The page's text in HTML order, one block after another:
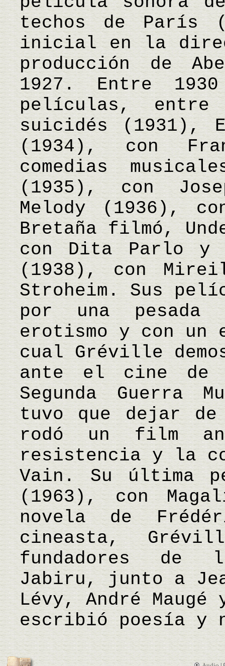
techos de París
inicial en la
producción de
1927. Entre
películas,
suicidés (1931),
(1934), con
comedias
(1935), con
Melody (1936),
Bretaña filmó,
con Dita Parlo y
(1938), con
Stroheim. Sus
por una pesada
erotismo y con
cual Gréville
ante el cine de
Segunda Guerra
tuvo que dejar
rodó un film
resistencia y la
Vain. Su última
(1963), con
novela de
cineasta,
fundadores
Jabiru, junto a
Lévy, André Maugé
escribió poesía y